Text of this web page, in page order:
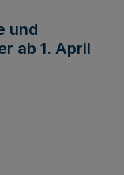
und
ab 1. April